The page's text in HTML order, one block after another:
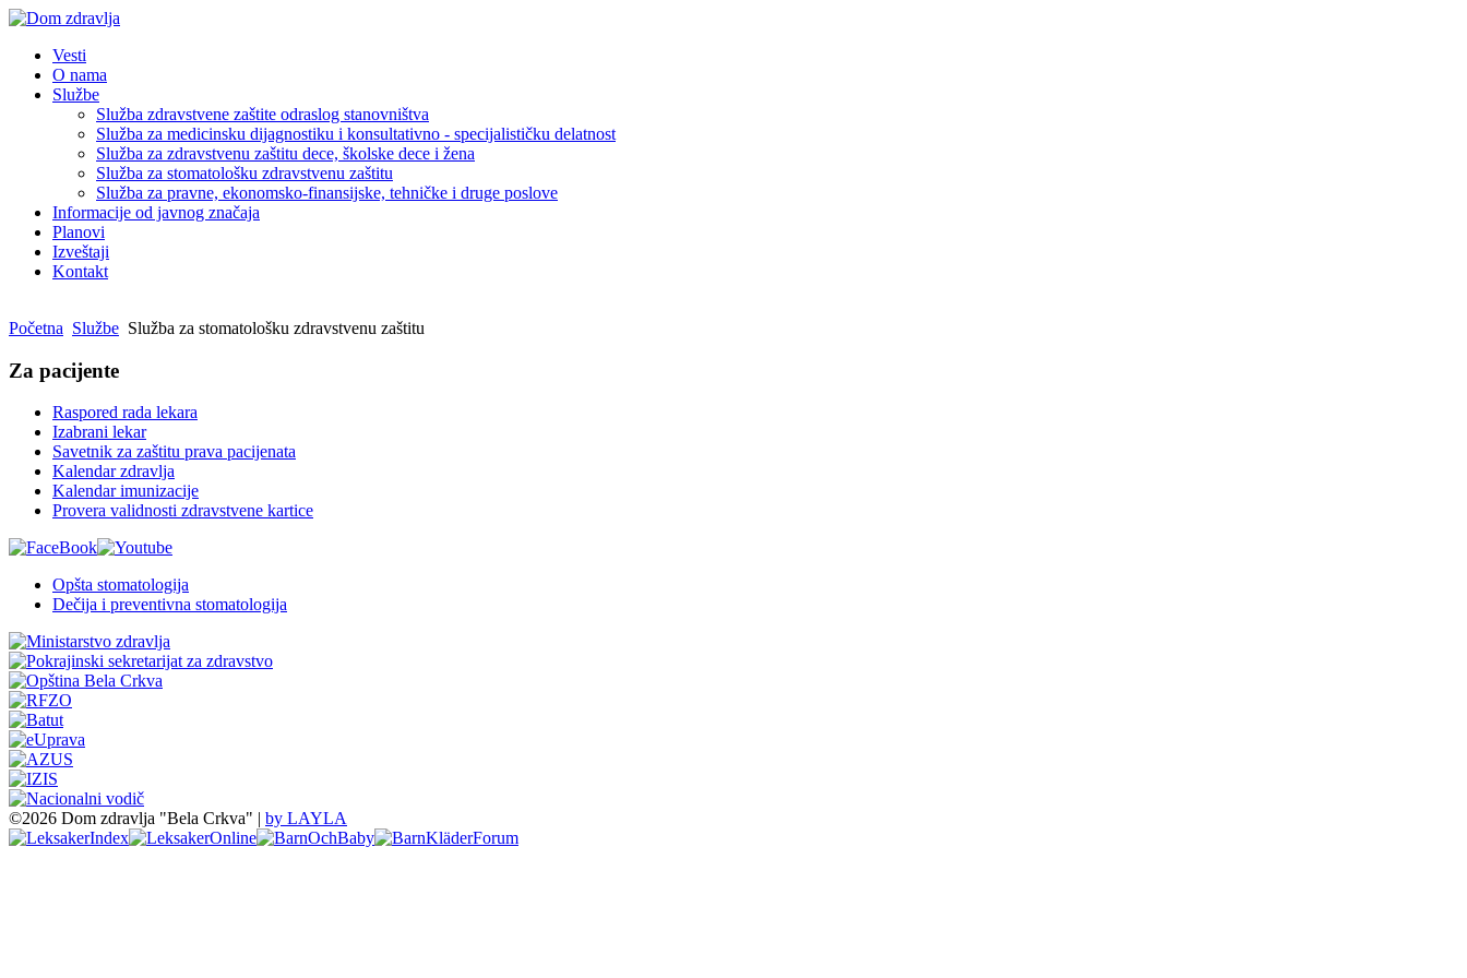
Vesti
O nama
Službe
Služba zdravstvene zaštite odraslog stanovništva
Služba za medicinsku dijagnostiku i konsultativno - specijalističku delatnost
Služba za zdravstvenu zaštitu dece, školske dece i žena
Služba za stomatološku zdravstvenu zaštitu
Služba za pravne, ekonomsko-finansijske, tehničke i druge poslove
Informacije od javnog značaja
Planovi
Izveštaji
Kontakt
Početna Službe Služba za stomatološku zdravstvenu zaštitu
Za pacijente
Raspored rada lekara
Izabrani lekar
Savetnik za zaštitu prava pacijenata
Kalendar zdravlja
Kalendar imunizacije
Provera validnosti zdravstvene kartice
Opšta stomatologija
Dečija i preventivna stomatologija
©2026 Dom zdravlja "Bela Crkva" | by LAYLA